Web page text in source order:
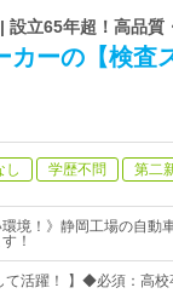
設立65年超！高品
カーの【検
し 学歴不問 第二
環境！》静岡工場の自
！
て活躍！ 】◆必須：高